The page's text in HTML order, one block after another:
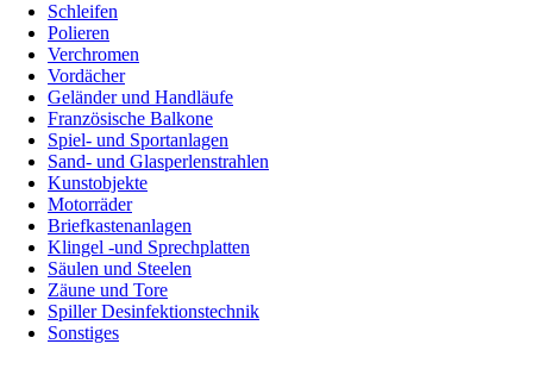
Schleifen
Polieren
Verchromen
Vordächer
Geländer und Handläufe
Französische Balkone
Spiel- und Sportanlagen
Sand- und Glasperlenstrahlen
Kunstobjekte
Motorräder
Briefkastenanlagen
Klingel -und Sprechplatten
Säulen und Steelen
Zäune und Tore
Spiller Desinfektionstechnik
Sonstiges